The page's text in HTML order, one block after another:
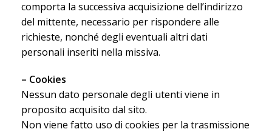
comporta la successiva acquisizione dell’indirizzo
del mittente, necessario per rispondere alle
richieste, nonché degli eventuali altri dati
personali inseriti nella missiva.
– Cookies
Nessun dato personale degli utenti viene in
proposito acquisito dal sito.
Non viene fatto uso di cookies per la trasmissione